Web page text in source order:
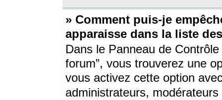
» Comment puis-je
apparaisse dans la liste
Dans le Panneau de
forum”, vous trouverez une
vous activez cette option
administrateurs,